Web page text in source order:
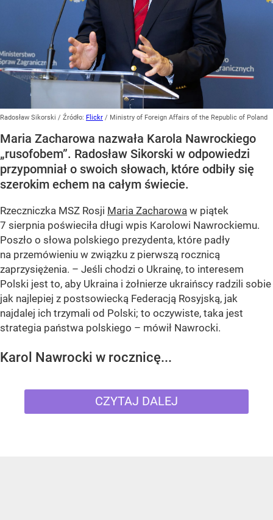
Radosław Sikorski / Źródło: Flickr / Ministry of Foreign Affairs of the Republic of Poland
Maria Zacharowa nazwała Karola Nawrockiego
„rusofobem”. Radosław Sikorski w odpowiedzi
przypomniał o swoich słowach, które odbiły się
szerokim echem na całym świecie.
Rzeczniczka MSZ Rosji Maria Zacharowa w piątek
7 sierpnia poświeciła długi wpis Karolowi Nawrockiemu.
Poszło o słowa polskiego prezydenta, które padły
na przemówieniu w związku z pierwszą rocznicą
zaprzysiężenia. – Jeśli chodzi o Ukrainę, to interesem
Polski jest to, aby Ukraina i żołnierze ukraińscy radzili sobie
jak najlepiej z postsowiecką Federacją Rosyjską, jak
najdalej ich trzymali od Polski; to oczywiste, taka jest
strategia państwa polskiego – mówił Nawrocki.
Karol Nawrocki w rocznicę...
CZYTAJ DALEJ